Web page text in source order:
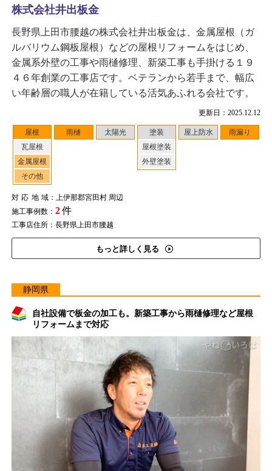
更新日：2025.12.12
屋根
瓦屋根
金属屋根
その他
雨樋 太陽光
塗装
屋根塗装
外壁塗装
屋上防水 雨漏り
対応地域：上伊那郡宮田村 周辺
施工事例数： 2件
工事店住所：長野県上田市腰越
もっと詳しく見る
株式会社井出板金
長野県上田市腰越の株式会社井出板金は、金属屋根（ガ
ルバリウム鋼板屋根）などの屋根リフォームをはじめ、
金属系外壁の工事や雨樋修理、新築工事も手掛ける１９
４６年創業の工事店です。ベテランから若手まで、幅広
い年齢層の職人が在籍している活気あふれる会社です。
静岡県
自社設備で板金の加工も。新築工事から雨樋修理など屋根
リフォームまで対応